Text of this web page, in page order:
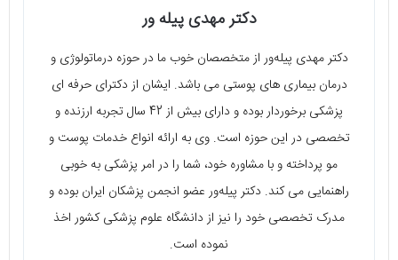
دکتر مهدی پیله ور
دکتر مهدی پیله‌ور از متخصصان خوب ما در حوزه‌ درماتولوژی و
درمان بیماری‌ های پوستی می‌ باشد. ایشان از دکترای حرفه‌ ای
پزشکی برخوردار بوده و دارای بیش از 42 سال تجربه‌ ارزنده و
تخصصی در این حوزه است. وی به ارائه‌ انواع خدمات پوست و
مو پرداخته و با مشاوره‌ خود، شما را در امر پزشکی به خوبی
راهنمایی می‌ کند. دکتر پیله‌ور عضو انجمن پزشکان ایران بوده و
مدرک تخصصی خود را نیز از دانشگاه علوم پزشکی کشور اخذ
نموده است.